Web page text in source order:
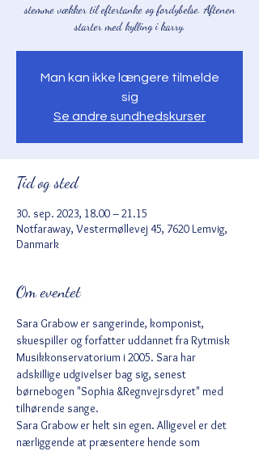
stemme vækker til eftertanke og fordybelse. Aftenen
starter med kylling i karry.
Man kan ikke længere tilmelde
sig
Se andre sundhedskurser
Tid og sted
30. sep. 2023, 18.00 – 21.15
Notfaraway, Vestermøllevej 45, 7620 Lemvig,
Danmark
Om eventet
Sara Grabow er sangerinde, komponist,
skuespiller og forfatter uddannet fra Rytmisk
Musikkonservatorium i 2005. Sara har
adskillige udgivelser bag sig, senest
børnebogen "Sophia &Regnvejrsdyret" med
tilhørende sange.
Sara Grabow er helt sin egen. Alligevel er det
nærliggende at præsentere hende som